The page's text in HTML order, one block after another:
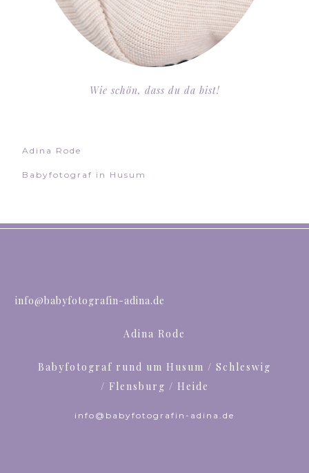
Wie schön, dass du da bist!
Adina Rode
Babyfotograf in Husum
info@babyfotografin-adina.de
Adina Rode
Babyfotograf rund um Husum / Schleswig
/ Flensburg / Heide
info@babyfotografin-adina.de